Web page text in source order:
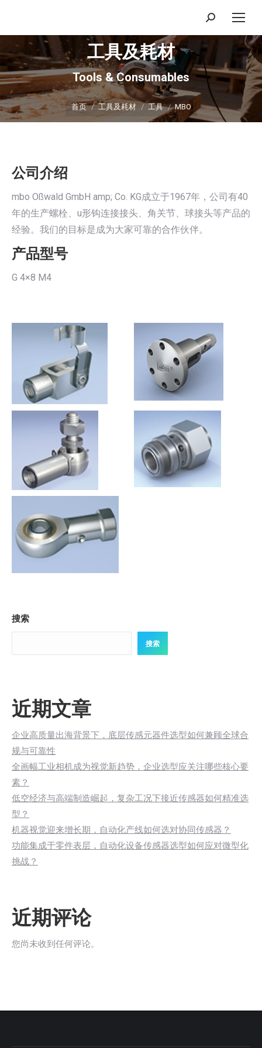
搜
索：
工具及耗材
Tools & Consumables
你在这里：
首页 工具及耗材 工具 MBO
公司介绍
mbo Oßwald GmbH amp; Co. KG成立于1967年，公司有40
年的生产螺栓、u形钩连接接头、角关节、球接头等产品的
经验。我们的目标是成为大家可靠的合作伙伴。
产品型号
G 4×8 M4
搜索
搜索
近期文章
企业高质量出海背景下，底层传感元器件选型如何兼顾全球合
规与可靠性
全画幅工业相机成为视觉新趋势，企业选型应关注哪些核心要
素？
低空经济与高端制造崛起，复杂工况下接近传感器如何精准选
型？
机器视觉迎来增长期，自动化产线如何选对协同传感器？
功能集成于零件表层，自动化设备传感器选型如何应对微型化
挑战？
近期评论
您尚未收到任何评论。